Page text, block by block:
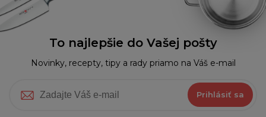
To najlepšie do Vašej pošty
Novinky, recepty, tipy a rady priamo na Váš e-mail
Prihlásiť sa